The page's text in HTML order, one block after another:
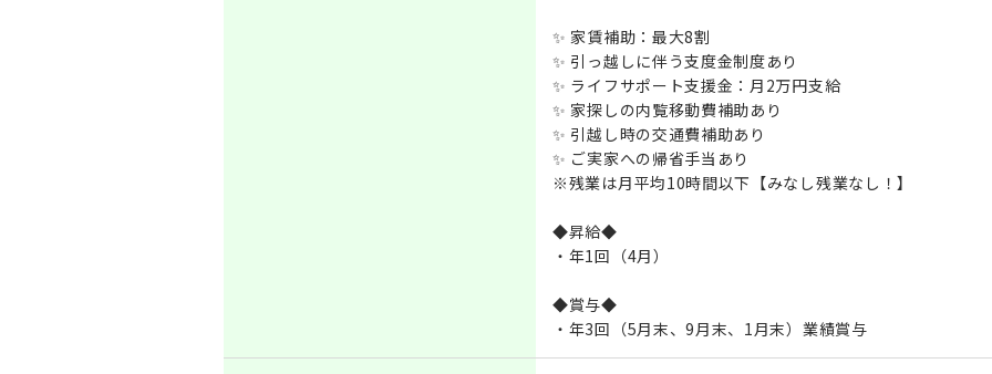
✨ 家賃補助：最大8割
✨ 引っ越しに伴う支度金制度あり
✨ ライフサポート支援金：月2万円支給
✨ 家探しの内覧移動費補助あり
✨ 引越し時の交通費補助あり
✨ ご実家への帰省手当あり
※残業は月平均10時間以下【みなし残業なし！】
◆昇給◆
・年1回（4月）
◆賞与◆
・年3回（5月末、9月末、1月末）業績賞与